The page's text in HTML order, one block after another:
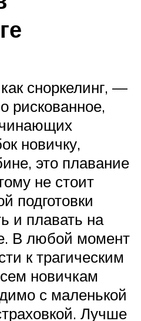
сноркелинг, —
рискованное,
новичку,
это плавание
не стоит
подготовки
и плавать на
В любой момент
к трагическим
новичкам
с маленькой
Лучше